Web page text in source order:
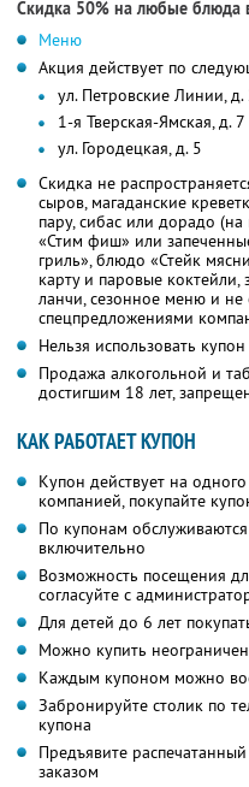
Скидка 50% на любые блюда
Меню
Акция действует по
ул. Петровские Линии,
1-я Тверская-Ямская, д. 7
ул. Городецкая, д. 5
Скидка не
сыров, магаданские
пару, сибас или дорадо (на
«Стим фиш» или
гриль», блюдо «Стейк
карту и паровые коктейли,
ланчи, сезонное меню и не
спецпредложениями
Нельзя использовать
Продажа алкогольной и
достигшим 18 лет,
КАК РАБОТАЕТ КУПОН
Купон действует на
компанией, покупайте
По купонам
включительно
Возможность посещения
согласуйте с
Для детей до 6 лет
Можно купить
Каждым купоном можно
Забронируйте столик по
купона
Предъявите
заказом